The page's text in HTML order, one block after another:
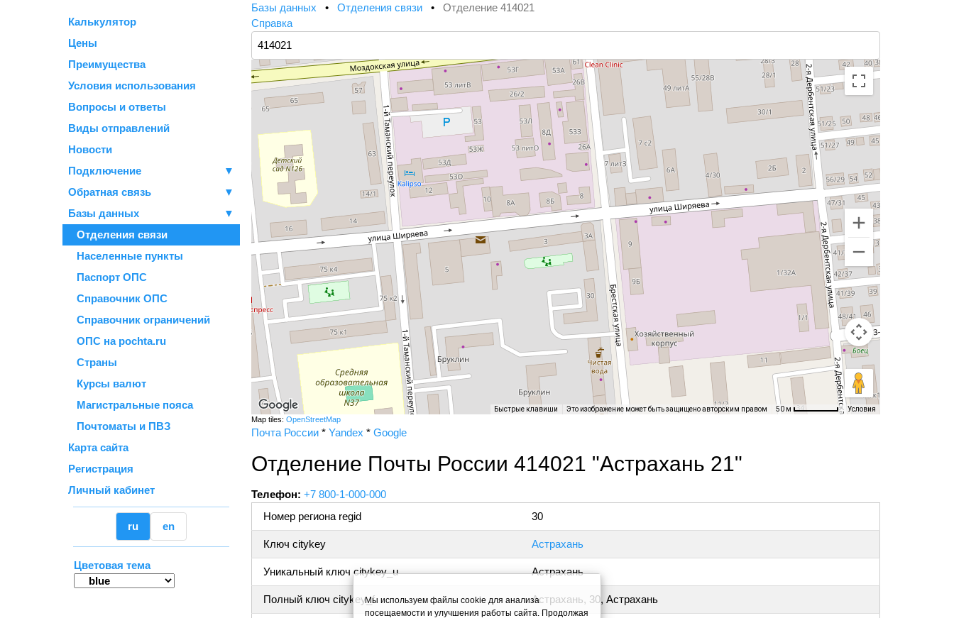
Калькулятор
Цены
Преимущества
Условия использования
Вопросы и ответы
Виды отправлений
Новости
Подключение
▼
Обратная связь
▼
Базы данных
▼
Отделения связи
Населенные пункты
Паспорт ОПС
Справочник ОПС
Справочник ограничений
ОПС на pochta.ru
Страны
Курсы валют
Магистральные пояса
Почтоматы и ПВЗ
Карта сайта
Регистрация
Личный кабинет
ru en
Цветовая тема
Базы данных • Отделения связи • Отделение 414021
Справка
Быстрые клавиши Это изображение может быть защищено авторским правом 50 м Условия
Map tiles: OpenStreetMap
Почта России * Yandex * Google
Отделение Почты России 414021 "Астрахань 21"
Телефон: +7 800-1-000-000
Номер региона regid
30
Ключ citykey Астрахань
Уникальный ключ citykey_u Астрахань
Полный ключ citykey_f Астрахань, 30, Астрахань
Мы используем файлы cookie для анализа
посещаемости и улучшения работы сайта. Продолжая